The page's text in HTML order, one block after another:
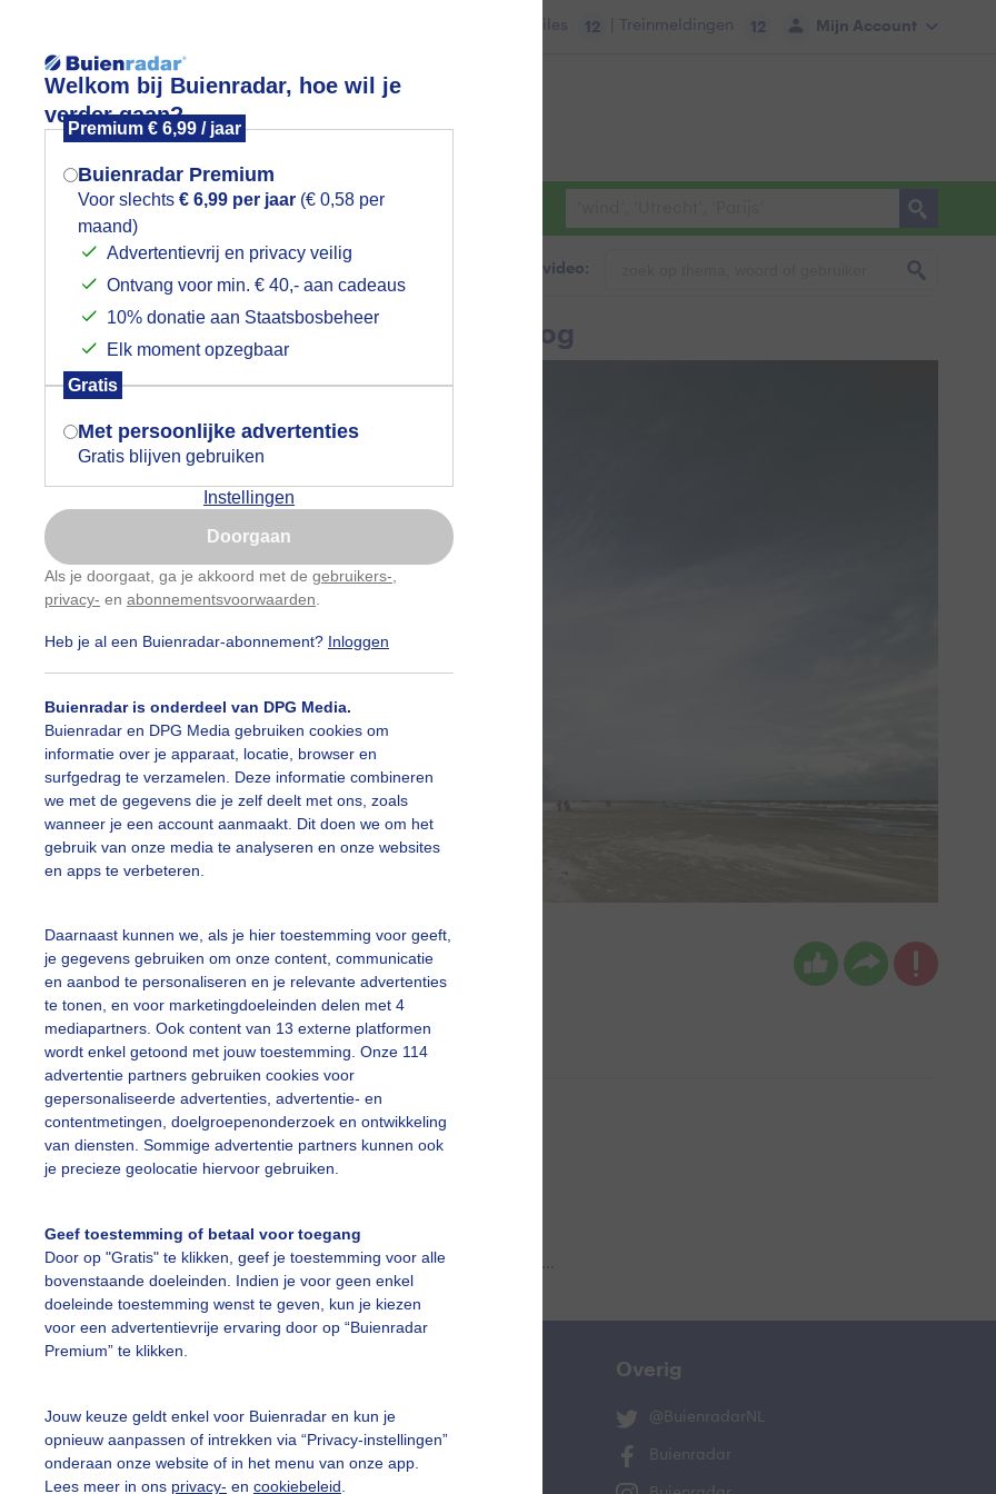
Welkom bij Buienradar, hoe wil je
verder gaan?
Premium € 6,99 / jaar
Buienradar Premium
Voor slechts € 6,99 per jaar (€ 0,58 per
maand)
Advertentievrij en privacy veilig
Ontvang voor min. € 40,- aan cadeaus
10% donatie aan Staatsbosbeheer
Elk moment opzegbaar
Gratis
Met persoonlijke advertenties
Gratis blijven gebruiken
Instellingen
Doorgaan
Als je doorgaat, ga je akkoord met de gebruikers-
privacy- en abonnementsvoorwaarden
Heb je al een Buienradar-abonnement? Inloggen
Buienradar is onderdeel van DPG Media.
Buienradar en DPG Media gebruiken cookies om
informatie over je apparaat, locatie, browser en
surfgedrag te verzamelen. Deze informatie combineren
we met de gegevens die je zelf deelt met ons, zoals
wanneer je een account aanmaakt. Dit doen we om het
gebruik van onze media te analyseren en onze websites
en apps te verbeteren.
Daarnaast kunnen we, als je hier toestemming voor geeft,
je gegevens gebruiken om onze content, communicatie
en aanbod te personaliseren en je relevante advertenties
te tonen, en voor marketingdoeleinden delen met 4
mediapartners. Ook content van 13 externe platformen
wordt enkel getoond met jouw toestemming. Onze 114
advertentie partners gebruiken cookies voor
gepersonaliseerde advertenties, advertentie- en
contentmetingen, doelgroepenonderzoek en ontwikkeling
van diensten. Sommige advertentie partners kunnen ook
je precieze geolocatie hiervoor gebruiken.
Geef toestemming of betaal voor toegang
Door op "Gratis" te klikken, geef je toestemming voor alle
bovenstaande doeleinden. Indien je voor geen enkel
doeleinde toestemming wenst te geven, kun je kiezen
voor een advertentievrije ervaring door op “Buienradar
Premium” te klikken.
Jouw keuze geldt enkel voor Buienradar en kun je
opnieuw aanpassen of intrekken via “Privacy-instellingen”
onderaan onze website of in het menu van onze app.
Lees meer in ons privacy- en cookiebeleid
Mijn Account
Files 12 | Treinmeldingen 12
Foto en video Weerzine
Zoeken in foto & video:
vanaf strand Schiermonnikoog
gezien vanaf strand Schiermonnikoog
Martin Postmus Gemaakt: 08-06-2024, 99x bekeken
Zon Wolken
slideshow
Een moment geduld aub...
vragen
De Bilt
Overig
@BuienradarNL
Buienradar
Mogen we je locatie gebruiken voor
het weer?
Indien je hier nog geen akkoord op hebt
gegeven, verschijnt er zo een pop-up uit
je browser waarin deze toestemming
gevraagd wordt.
Is goed, toon de popup
Nu niet, misschien later
Gebruik je Safari en wil je niet elke dag deze pop-up
Klikhierom dit aan te passen